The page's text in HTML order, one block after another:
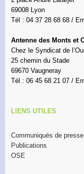
69008 Lyon
Tél : 04 37 28 68 68 /
Antenne des Monts et
Chez le Syndicat de
25 chemin du Stade
69670 Vaugneray
Tél : 06 45 68 21 07 /
LIENS UTILES
Communiqués de presse
Publications
OSE